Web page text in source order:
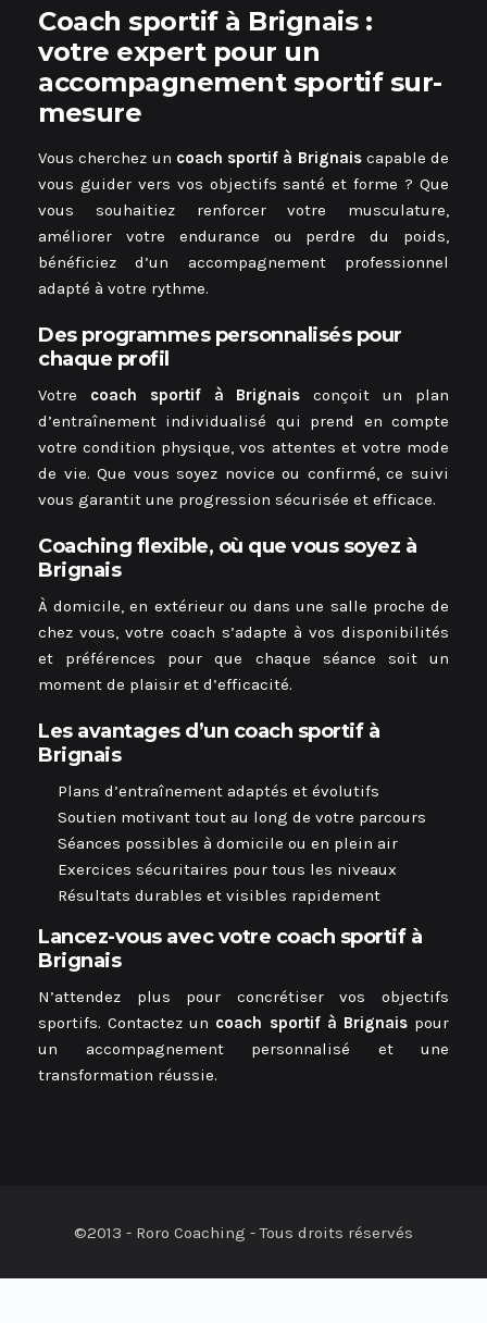
Coach sportif à Brignais :
votre expert pour un
accompagnement sportif sur-
mesure
Vous cherchez un coach sportif à Brignaiscapable de
vous guider vers vos objectifs santé et forme ? Que
vous souhaitiez renforcer votre musculature,
améliorer votre endurance ou perdre du poids,
bénéficiez d’un accompagnement professionnel
adapté à votre rythme.
Des programmes personnalisés pour
chaque profil
Votre coach sportif à Brignais conçoit un plan
d’entraînement individualisé qui prend en compte
votre condition physique, vos attentes et votre mode
de vie. Que vous soyez novice ou confirmé, ce suivi
vous garantit une progression sécurisée et efficace.
Coaching flexible, où que vous soyez à
Brignais
À domicile, en extérieur ou dans une salle proche de
chez vous, votre coach s’adapte à vos disponibilités
et préférences pour que chaque séance soit un
moment de plaisir et d’efficacité.
Les avantages d’un coach sportif à
Brignais
Plans d’entraînement adaptés et évolutifs
Soutien motivant tout au long de votre parcours
Séances possibles à domicile ou en plein air
Exercices sécuritaires pour tous les niveaux
Résultats durables et visibles rapidement
Lancez-vous avec votre coach sportif à
Brignais
N’attendez plus pour concrétiser vos objectifs
sportifs. Contactez un coach sportif à Brignaispour
un accompagnement personnalisé et une
transformation réussie.
©2013 - Roro Coaching - Tous droits réservés